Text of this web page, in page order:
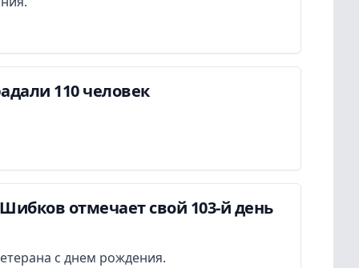
110 человек
отмечает свой 103-й день
с днем рождения.